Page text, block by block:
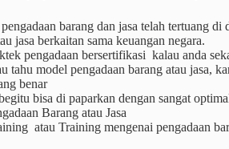
barang dan jasa telah tertuang
jasa berkaitan sama keuangan negara.
pengadaan bersertifikasi kalau anda
tahu model pengadaan barang atau jasa,
benar
bisa di paparkan dengan sangat
Barang atau Jasa
atau Training mengenai pengadaan